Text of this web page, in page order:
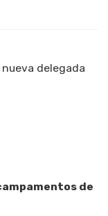
nueva delegada
de